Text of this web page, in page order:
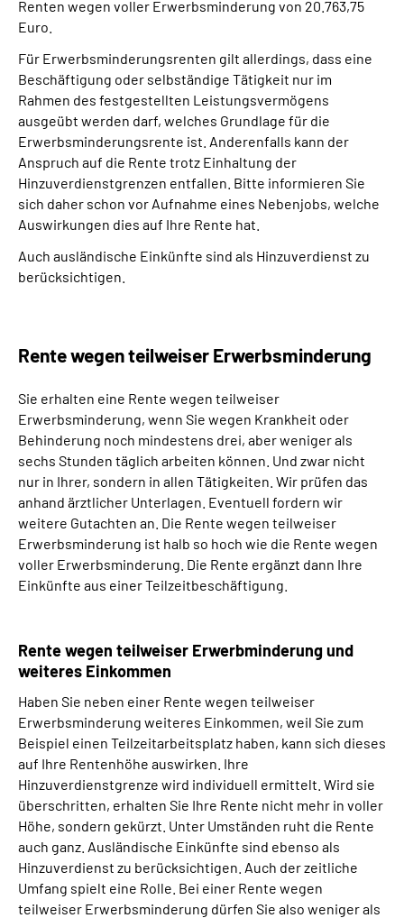
Renten wegen voller Erwerbsminderung von 20.763,75
Euro.
Für Erwerbsminderungsrenten gilt allerdings, dass eine
Beschäftigung oder selbständige Tätigkeit nur im
Rahmen des festgestellten Leistungsvermögens
ausgeübt werden darf, welches Grundlage für die
Erwerbsminderungsrente ist. Anderenfalls kann der
Anspruch auf die Rente trotz Einhaltung der
Hinzuverdienstgrenzen entfallen. Bitte informieren Sie
sich daher schon vor Aufnahme eines Nebenjobs, welche
Auswirkungen dies auf Ihre Rente hat.
Auch ausländische Einkünfte sind als Hinzuverdienst zu
berücksichtigen.
Rente wegen teilweiser Erwerbsminderung
Sie erhalten eine Rente wegen teilweiser
Erwerbsminderung, wenn Sie wegen Krankheit oder
Behinderung noch mindestens drei, aber weniger als
sechs Stunden täglich arbeiten können. Und zwar nicht
nur in Ihrer, sondern in allen Tätigkeiten. Wir prüfen das
anhand ärztlicher Unterlagen. Eventuell fordern wir
weitere Gutachten an. Die Rente wegen teilweiser
Erwerbsminderung ist halb so hoch wie die Rente wegen
voller Erwerbsminderung. Die Rente ergänzt dann Ihre
Einkünfte aus einer Teilzeitbeschäftigung.
Rente wegen teilweiser Erwerbminderung und
weiteres Einkommen
Haben Sie neben einer Rente wegen teilweiser
Erwerbsminderung weiteres Einkommen, weil Sie zum
Beispiel einen Teilzeitarbeitsplatz haben, kann sich dieses
auf Ihre Rentenhöhe auswirken. Ihre
Hinzuverdienstgrenze wird individuell ermittelt. Wird sie
überschritten, erhalten Sie Ihre Rente nicht mehr in voller
Höhe, sondern gekürzt. Unter Umständen ruht die Rente
auch ganz. Ausländische Einkünfte sind ebenso als
Hinzuverdienst zu berücksichtigen. Auch der zeitliche
Umfang spielt eine Rolle. Bei einer Rente wegen
teilweiser Erwerbsminderung dürfen Sie also weniger als